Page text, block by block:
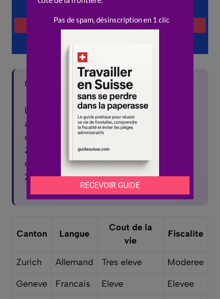
🌍 Le saviez-vous ?
La Suisse compte 26 cantons, chacun
avec ses propres lois et reglements. Le
cout de la vie varie de 20 a 30% entre
Zurich et le Valais. Plus de 2 millions
d’etrangers vivent en Suisse, soit pres de
25% de la population.
Canton Langue
Cout de la
vie
Fiscalite
Zurich Allemand Tres eleve
Moderee
Geneve
Francais Eleve
Elevee